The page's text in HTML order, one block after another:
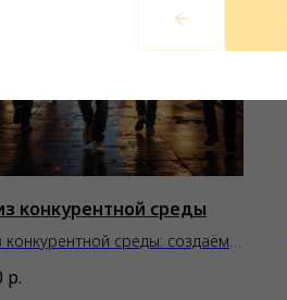
конкурентной среды
конкурентной среды: создаём
р.